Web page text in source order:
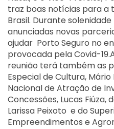
traz boas notícias para a
Brasil. Durante solenidade
anunciadas novas
ajudar Porto Seguro no
provocada pela Covid-19.
reunião terá também as
Especial de Cultura,
Nacional de Atração de
Concessões, Lucas Fiúza,
Larissa Peixoto e do
Empreendimentos e